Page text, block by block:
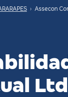
› Assecon